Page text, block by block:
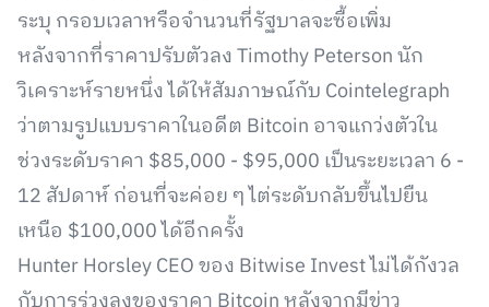
ระบุ กรอบเวลาหรือจำนวนที่รัฐบาลจะซื้อเพิ่ม
หลังจากที่ราคาปรับตัวลง Timothy Peterson นัก
วิเคราะห์รายหนึ่ง ได้ให้สัมภาษณ์กับ Cointelegraph
ว่าตามรูปแบบราคาในอดีต Bitcoin อาจแกว่งตัวใน
ช่วงระดับราคา $85,000 - $95,000 เป็นระยะเวลา 6 -
12 สัปดาห์ ก่อนที่จะค่อย ๆ ไต่ระดับกลับขึ้นไปยืน
เหนือ $100,000 ได้อีกครั้ง
Hunter Horsley CEO ของ Bitwise Invest ไม่ได้กังวล